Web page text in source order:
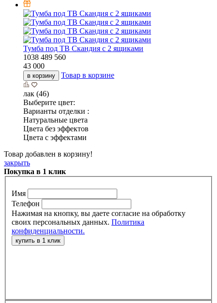
Тумба под ТВ Скандия с 2 ящиками
1038 489 560
43 000
в корзину Товар в корзине
лак (46)
Выберите цвет:
Варианты отделки :
Натуральные цвета
Цвета без эффектов
Цвета с эффектами
Товар добавлен в корзину!
закрыть
Покупка в 1 клик
Имя
Телефон
Нажимая на кнопку, вы даете согласие на обработку
своих персональных данных. Политика
конфиденциальности.